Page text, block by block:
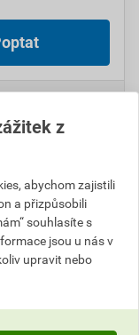
DPH
z
abychom zajistili
a přizpůsobili
souhlasíte s
jsou u nás v
upravit nebo